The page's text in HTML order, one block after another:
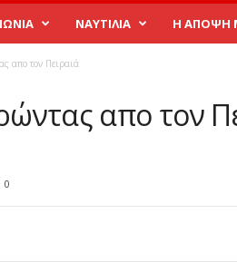
ΝΑΥΤΙΛΙΑ Η ΑΠΟΨΗ
απο τον Πειραιά
απο τον
0